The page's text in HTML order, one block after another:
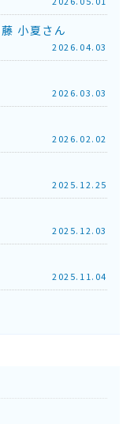
小夏さん
2026.04.03
2026.03.03
2026.02.02
2025.12.25
2025.12.03
2025.11.04